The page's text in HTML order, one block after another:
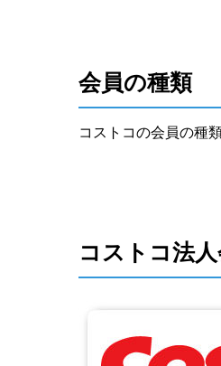
会員の種類
コストコの会員の種
コストコ法